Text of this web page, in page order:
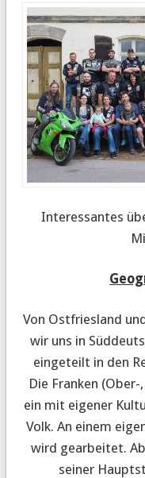
Interessantes
Von Ostfriesland
wir uns in
eingeteilt in den
Die Franken
ein mit eigener
Volk. An einem
wird gearbeitet.
seiner